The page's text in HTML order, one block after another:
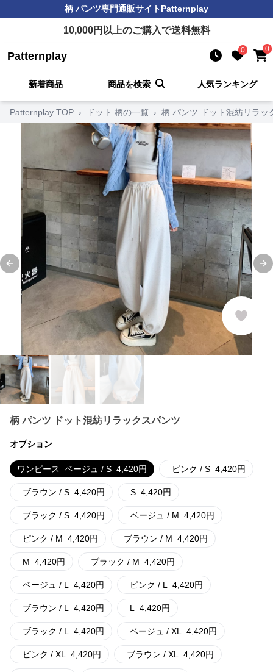
柄 パンツ専門通販サイトPatternplay
10,000円以上のご購入で送料無料
Patternplay 0 0
新着商品 商品を検索 人気ランキング
Patternplay TOP › ドット 柄の一覧 › 柄 パンツ ドット混紡リラッ
Previous slide
柄 パンツ ドット混紡リラックスパンツ
オプション
ワンピース ベージュ / S 4,420円 ピンク / S 4,420円
ブラウン / S 4,420円 S 4,420円
ブラック / S 4,420円 ベージュ / M 4,420円
ピンク / M 4,420円 ブラウン / M 4,420円
M 4,420円 ブラック / M 4,420円
ベージュ / L 4,420円 ピンク / L 4,420円
ブラウン / L 4,420円 L 4,420円
ブラック / L 4,420円 ベージュ / XL 4,420円
ピンク / XL 4,420円 ブラウン / XL 4,420円